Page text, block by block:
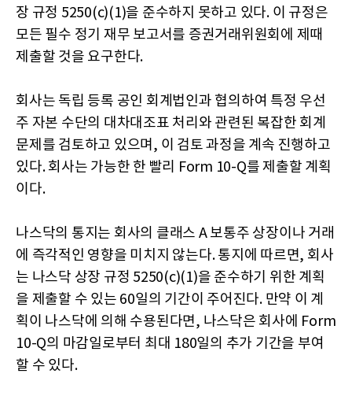
장 규정 5250(c)(1)을 준수하지 못하고 있다. 이 규정은
모든 필수 정기 재무 보고서를 증권거래위원회에 제때
제출할 것을 요구한다.
회사는 독립 등록 공인 회계법인과 협의하여 특정 우선
주 자본 수단의 대차대조표 처리와 관련된 복잡한 회계
문제를 검토하고 있으며, 이 검토 과정을 계속 진행하고
있다. 회사는 가능한 한 빨리 Form 10-Q를 제출할 계획
이다.
나스닥의 통지는 회사의 클래스 A 보통주 상장이나 거래
에 즉각적인 영향을 미치지 않는다. 통지에 따르면, 회사
는 나스닥 상장 규정 5250(c)(1)을 준수하기 위한 계획
을 제출할 수 있는 60일의 기간이 주어진다. 만약 이 계
획이 나스닥에 의해 수용된다면, 나스닥은 회사에 Form
10-Q의 마감일로부터 최대 180일의 추가 기간을 부여
할 수 있다.